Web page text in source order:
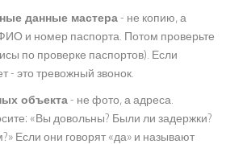
данные мастера- не копию, а
и номер паспорта. Потом проверьте
по проверке паспортов). Если
- это тревожный звонок.
объекта- не фото, а адреса.
«Вы довольны? Были ли задержки?
Если они говорят «да» и называют